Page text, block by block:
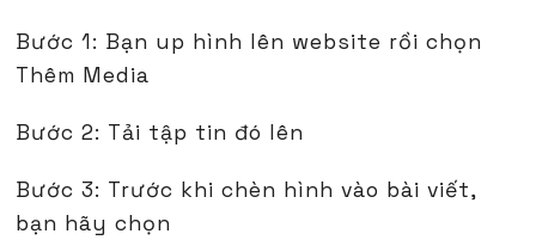
Bước 1: Bạn up hình lên website rồi chọn
Thêm Media
Bước 2: Tải tập tin đó lên
Bước 3: Trước khi chèn hình vào bài viết,
bạn hãy chọn